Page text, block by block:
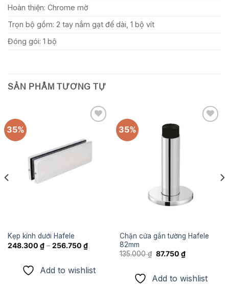
Hoàn thiện: Chrome mờ
Trọn bộ gồm: 2 tay nắm gạt đế dài, 1 bộ vít
Đóng gói: 1 bộ
SẢN PHẨM TƯƠNG TỰ
35%
Kẹp kính dưới Hafele
248.300 ₫– 256.750 ₫
Add to wishlist
35%
Chặn cửa gắn tường Hafele
82mm
135.000₫ Giá
135.000 ₫.
87.750 ₫Giá
hiện
là:
87.750 ₫.
Add to wishlist